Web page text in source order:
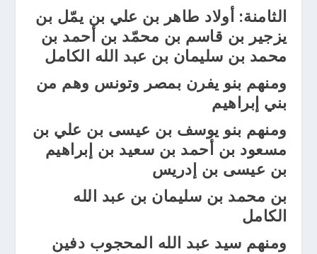
الثامنة: أولاد طاهر بن علي بن يمّل بن
يزجير بن قاسم بن محمّد بن أحمد بن
محمد بن سليمان بن عبد الله الكامل
ومنهم بنو يفرن بمصر وتونس وهم من
بني إبراهيم
ومنهم بنو يوسف بن عيسى بن علي بن
مسعود بن أحمد بن سعيد بن إبراهيم
بن عيسى بن إدريس
بن محمد بن سليمان بن عبد الله
الكامل
ومنهم سيد عبد الله المحجوب دفين